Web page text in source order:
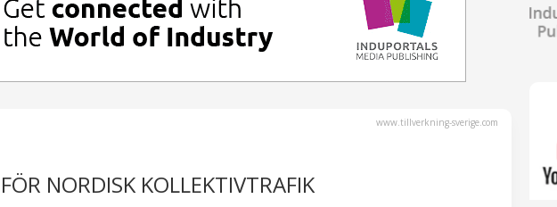
www.tillverkning-sverige.com
NORDISK KOLLEKTIVTRAFIK